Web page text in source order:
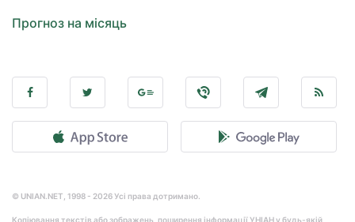
Прогноз на місяць
© UNIAN.NET, 1998 - 2026 Усі права дотримано.
Копіювання текстів або зображень, поширення інформації УНІАН у будь-якій